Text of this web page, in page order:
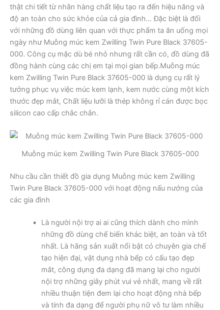
thật chi tiết từ nhãn hàng chất liệu tạo ra đến hiệu năng và
độ an toàn cho sức khỏe của cả gia đình… Đặc biệt là đối
với những đồ dùng liên quan với thực phẩm ta ăn uống mọi
ngày như Muỗng múc kem Zwilling Twin Pure Black 37605-
000. Công cụ mặc dù bé nhỏ nhưng rất cần có, đồ dùng đã
đồng hành cùng các chị em tại mọi gian bếp.Muỗng múc
kem Zwilling Twin Pure Black 37605-000 là dụng cụ rất lý
tưởng phục vụ việc múc kem lạnh, kem nước cùng một kích
thước đẹp mắt, Chất liệu lưỡi là thép không rỉ cán được bọc
silicon cao cấp chắc chắn.
Muỗng múc kem Zwilling Twin Pure Black 37605-000
Nhu cầu cần thiết đồ gia dụng Muỗng múc kem Zwilling
Twin Pure Black 37605-000 với hoạt động nấu nướng của
các gia đình
Là người nội trợ ai ai cũng thích dành cho mình
những đồ dùng chế biến khác biệt, an toàn và tốt
nhất. Là hãng sản xuất nổi bật có chuyên gia chế
tạo hiện đại, vật dụng nhà bếp có cấu tạo đẹp
mắt, công dụng đa dạng đã mang lại cho người
nội trợ những giây phút vui vẻ nhất, mang về rất
nhiều thuận tiện đem lại cho hoạt động nhà bếp
và tính đa dạng để người phụ nữ vô tư làm nhiều